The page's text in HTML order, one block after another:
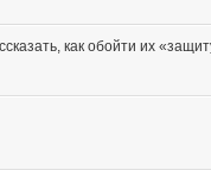
как обойти их